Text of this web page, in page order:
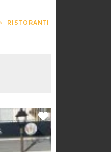
RISTORANTI